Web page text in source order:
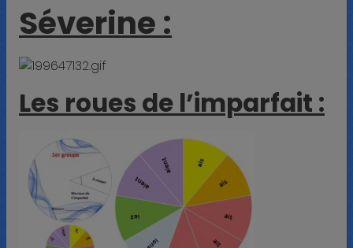
Séverine :
Les roues de l’imparfait :